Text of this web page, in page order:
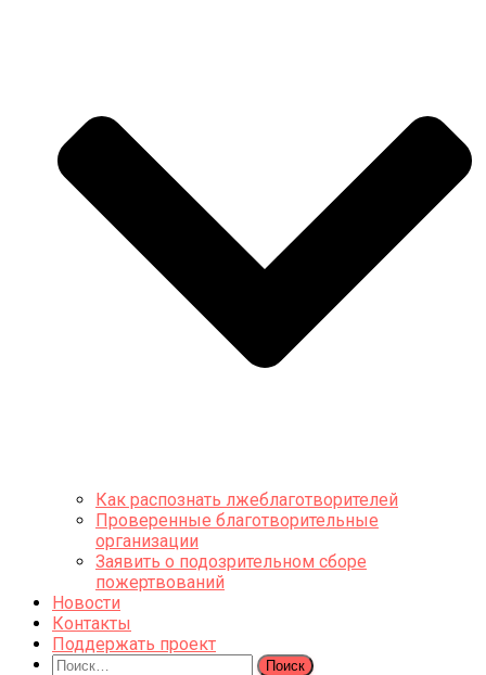
Как распознать лжеблаготворителей
Проверенные благотворительные
организации
Заявить о подозрительном сборе
пожертвований
Новости
Контакты
Поддержать проект
Найти: